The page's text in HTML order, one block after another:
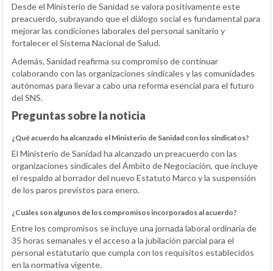
Desde el Ministerio de Sanidad se valora positivamente este
preacuerdo, subrayando que el diálogo social es fundamental para
mejorar las condiciones laborales del personal sanitario y
fortalecer el Sistema Nacional de Salud.
Además, Sanidad reafirma su compromiso de continuar
colaborando con las organizaciones sindicales y las comunidades
autónomas para llevar a cabo una reforma esencial para el futuro
del SNS.
Preguntas sobre la noticia
¿Qué acuerdo ha alcanzado el Ministerio de Sanidad con los sindicatos?
El Ministerio de Sanidad ha alcanzado un preacuerdo con las
organizaciones sindicales del Ámbito de Negociación, que incluye
el respaldo al borrador del nuevo Estatuto Marco y la suspensión
de los paros previstos para enero.
¿Cuáles son algunos de los compromisos incorporados al acuerdo?
Entre los compromisos se incluye una jornada laboral ordinaria de
35 horas semanales y el acceso a la jubilación parcial para el
personal estatutario que cumpla con los requisitos establecidos
en la normativa vigente.